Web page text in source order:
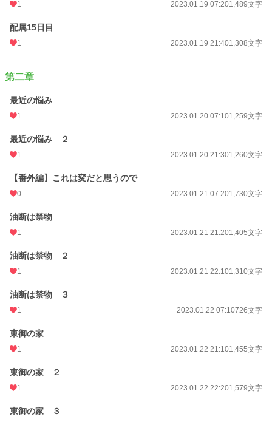
1 2023.01.19 07:201,489文字
配属15日目
1 2023.01.19 21:401,308文字
第二章
最近の悩み
1 2023.01.20 07:101,259文字
最近の悩み ２
1 2023.01.20 21:301,260文字
【番外編】これは変だと思うので
0 2023.01.21 07:201,730文字
油断は禁物
1 2023.01.21 21:201,405文字
油断は禁物 ２
1 2023.01.21 22:101,310文字
油断は禁物 ３
1 2023.01.22 07:10726文字
東御の家
1 2023.01.22 21:101,455文字
東御の家 ２
1 2023.01.22 22:201,579文字
東御の家 ３